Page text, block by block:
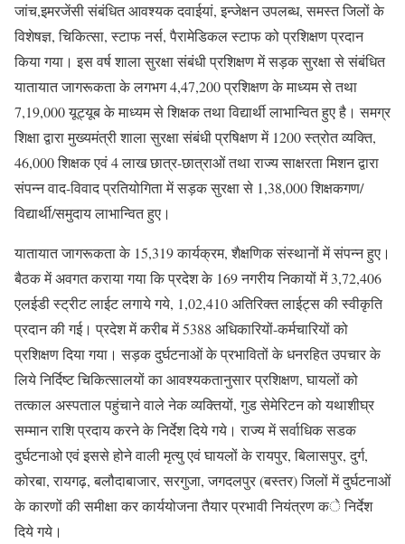
जांच,इमरजेंसी संबंधित आवश्यक दवाईयां, इन्जेक्षन उपलब्ध, समस्त जिलों के
विशेषज्ञ, चिकित्सा, स्टाफ नर्स, पैरामेडिकल स्टाफ को प्रशिक्षण प्रदान
किया गया। इस वर्ष शाला सुरक्षा संबंधी प्रशिक्षण में सड़क सुरक्षा से संबंधित
यातायात जागरूकता के लगभग 4,47,200 प्रशिक्षण के माध्यम से तथा
7,19,000 यूट्यूब के माध्यम से शिक्षक तथा विद्यार्थी लाभान्वित हुए है। समग्र
शिक्षा द्वारा मुख्यमंत्री शाला सुरक्षा संबंधी प्रषिक्षण में 1200 स्त्रोत व्यक्ति,
46,000 शिक्षक एवं 4 लाख छात्र-छात्राओं तथा राज्य साक्षरता मिशन द्वारा
संपन्न वाद-विवाद प्रतियोगिता में सड़क सुरक्षा से 1,38,000 शिक्षकगण/
विद्यार्थी/समुदाय लाभान्वित हुए।
यातायात जागरूकता के 15,319 कार्यक्रम, शैक्षणिक संस्थानों में संपन्न हुए।
बैठक में अवगत कराया गया कि प्रदेश के 169 नगरीय निकायों में 3,72,406
एलईडी स्ट्रीट लाईट लगाये गये, 1,02,410 अतिरिक्त लाईट्स की स्वीकृति
प्रदान की गई। प्रदेश में करीब में 5388 अधिकारियों-कर्मचारियों को
प्रशिक्षण दिया गया। सड़क दुर्घटनाओं के प्रभावितों के धनरहित उपचार के
लिये निर्दिष्ट चिकित्सालयों का आवश्यकतानुसार प्रशिक्षण, घायलों को
तत्काल अस्पताल पहुंचाने वाले नेक व्यक्तियों, गुड सेमेरिटन को यथाशीघ्र
सम्मान राशि प्रदाय करने के निर्देश दिये गये। राज्य में सर्वाधिक सडक
दुर्घटनाओ एवं इससे होने वाली मृत्यु एवं घायलों के रायपुर, बिलासपुर, दुर्ग,
कोरबा, रायगढ़, बलौदाबाजार, सरगुजा, जगदलपुर (बस्तर) जिलों में दुर्घटनाओं
के कारणों की समीक्षा कर कार्ययोजना तैयार प्रभावी नियंत्रण के निर्देश
दिये गये।